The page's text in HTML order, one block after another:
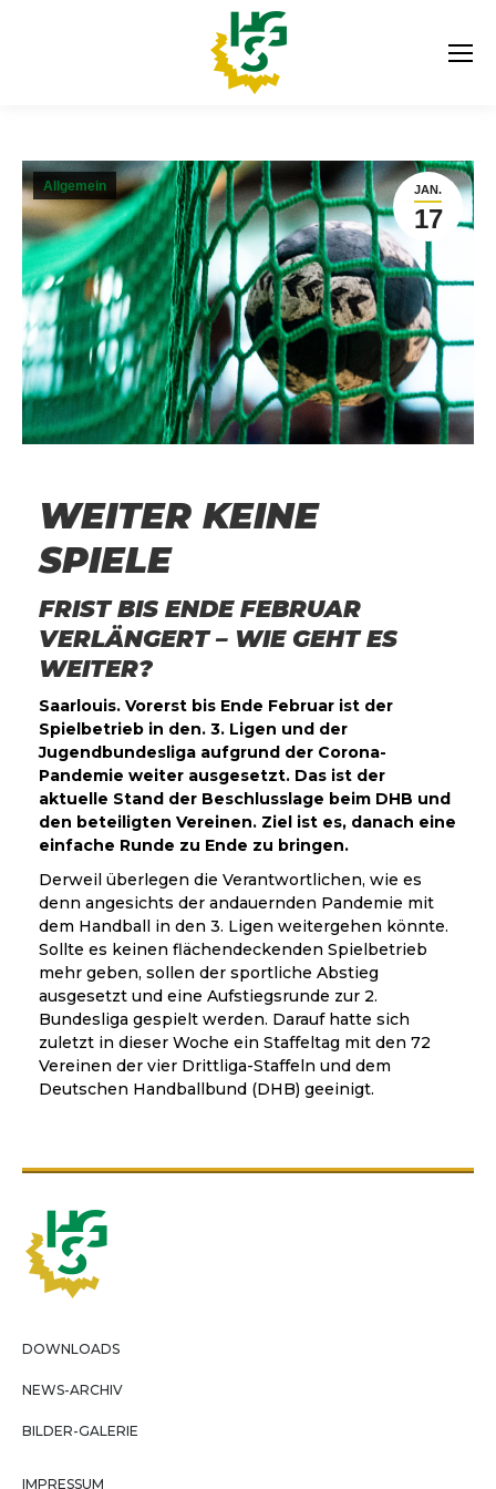
JAN.
17
Allgemein
WEITER KEINE
SPIELE
FRIST BIS ENDE FEBRUAR
VERLÄNGERT – WIE GEHT ES
WEITER?
Saarlouis. Vorerst bis Ende Februar ist der
Spielbetrieb in den. 3. Ligen und der
Jugendbundesliga aufgrund der Corona-
Pandemie weiter ausgesetzt. Das ist der
aktuelle Stand der Beschlusslage beim DHB und
den beteiligten Vereinen. Ziel ist es, danach eine
einfache Runde zu Ende zu bringen.
Derweil überlegen die Verantwortlichen, wie es
denn angesichts der andauernden Pandemie mit
dem Handball in den 3. Ligen weitergehen könnte.
Sollte es keinen flächendeckenden Spielbetrieb
mehr geben, sollen der sportliche Abstieg
ausgesetzt und eine Aufstiegsrunde zur 2.
Bundesliga gespielt werden. Darauf hatte sich
zuletzt in dieser Woche ein Staffeltag mit den 72
Vereinen der vier Drittliga-Staffeln und dem
Deutschen Handballbund (DHB) geeinigt.
DOWNLOADS
NEWS-ARCHIV
BILDER-GALERIE
IMPRESSUM